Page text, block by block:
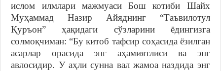
ислом илмлари мажмуаси Бош котиби Шайх
Муҳаммад Назир Айяднинг “Таъвилотул
Қуръон” ҳақидаги сўзларини ёдингизга
солмоқчиман: “Бу китоб тафсир соҳасида ёзилган
асарлар орасида энг аҳамиятлиси ва энг
авлосидир. У аҳли сунна вал жамоа наздида энг